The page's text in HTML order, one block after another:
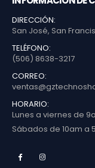
DIRECCIÓN:
San José, San
TELÉFONO:
(506) 8638-3217
CORREO:
HORARIO:
Lunes a viernes de
Sábados de 10am a